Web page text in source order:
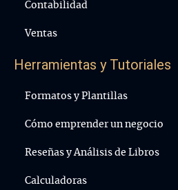
Contabilidad
Ventas
Herramientas y Tutoriales
Formatos y Plantillas
Cómo emprender un negocio
Reseñas y Análisis de Libros
Calculadoras